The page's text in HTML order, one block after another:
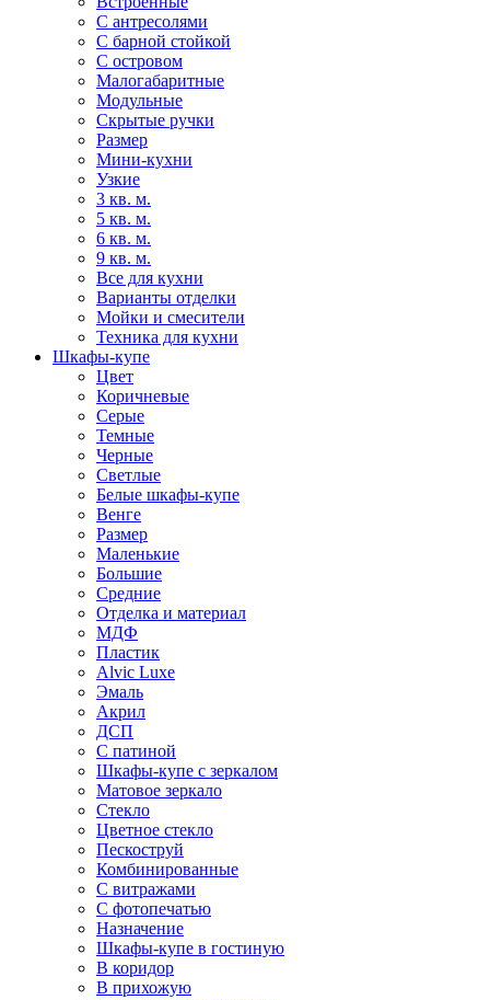
С антресолями
С барной стойкой
С островом
Малогабаритные
Модульные
Скрытые ручки
Размер
Мини-кухни
Узкие
3 кв. м.
5 кв. м.
6 кв. м.
9 кв. м.
Все для кухни
Варианты отделки
Мойки и смесители
Техника для кухни
Шкафы-купе
Цвет
Коричневые
Серые
Темные
Черные
Светлые
Белые шкафы-купе
Венге
Размер
Маленькие
Большие
Средние
Отделка и материал
МДФ
Пластик
Alvic Luxe
Эмаль
Акрил
ДСП
С патиной
Шкафы-купе с зеркалом
Матовое зеркало
Стекло
Цветное стекло
Пескоструй
Комбинированные
С витражами
С фотопечатью
Назначение
Шкафы-купе в гостиную
В коридор
В прихожую